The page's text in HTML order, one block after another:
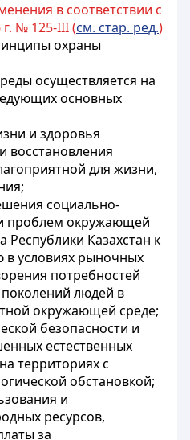
в соответствии с
г. № 125-III (см. стар. ред.)
охраны
осуществляется на
основных
и здоровья
восстановления
для жизни,
социально-
проблем окружающей
Республики Казахстан к
в условиях рыночных
потребностей
людей в
окружающей среде;
безопасности и
естественных
территориях с
обстановкой;
и
ресурсов,
за